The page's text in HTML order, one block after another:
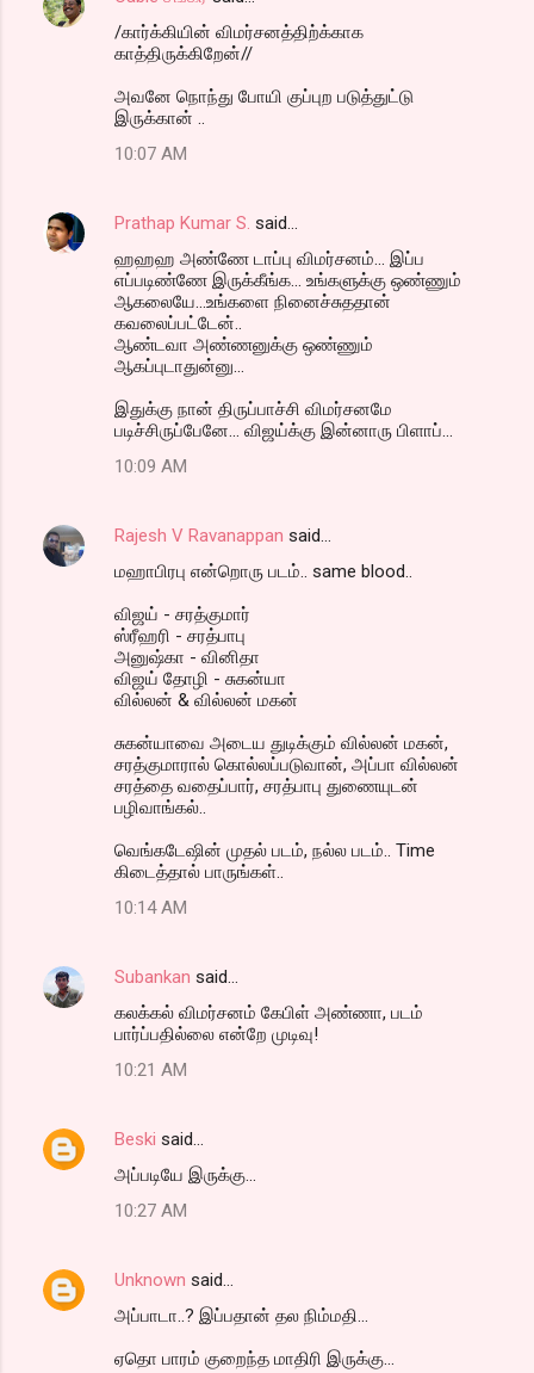
/கார்க்கியின் விமர்சனத்திற்க்காக
காத்திருக்கிறேன்//
அவனே நொந்து போயி குப்புற படுத்துட்டு
இருக்கான் ..
10:07 AM
Prathap Kumar S. said…
ஹஹஹ அண்ணே டாப்பு விமர்சனம்... இப்ப
எப்படிண்ணே இருக்கீங்க... உங்களுக்கு ஒண்ணும்
ஆகலையே...உங்களை நினைச்சுததான்
கவலைப்பட்டேன்..
ஆண்டவா அண்ணனுக்கு ஒண்ணும்
ஆகப்புடாதுன்னு...
இதுக்கு நான் திருப்பாச்சி விமர்சனமே
படிச்சிருப்பேனே... விஜய்க்கு இன்னாரு பிளாப்...
10:09 AM
Rajesh V Ravanappan said…
மஹாபிரபு என்றொரு படம்.. same blood..
விஜய் - சரத்குமார்
ஸ்ரீஹரி - சரத்பாபு
அனுஷ்கா - வினிதா
விஜய் தோழி - சுகன்யா
வில்லன் & வில்லன் மகன்
சுகன்யாவை அடைய துடிக்கும் வில்லன் மகன்,
சரத்குமாரால் கொல்லப்படுவான், அப்பா வில்லன்
சரத்தை வதைப்பார், சரத்பாபு துணையுடன்
பழிவாங்கல்..
வெங்கடேஷின் முதல் படம், நல்ல படம்.. Time
கிடைத்தால் பாருங்கள்..
10:14 AM
Subankan said…
கலக்கல் விமர்சனம் கேபிள் அண்ணா, படம்
பார்ப்பதில்லை என்றே முடிவு!
10:21 AM
Beski said…
அப்படியே இருக்கு...
10:27 AM
Unknown said…
அப்பாடா..? இப்பதான் தல நிம்மதி...
ஏதொ பாரம் குறைந்த மாதிரி இருக்கு...